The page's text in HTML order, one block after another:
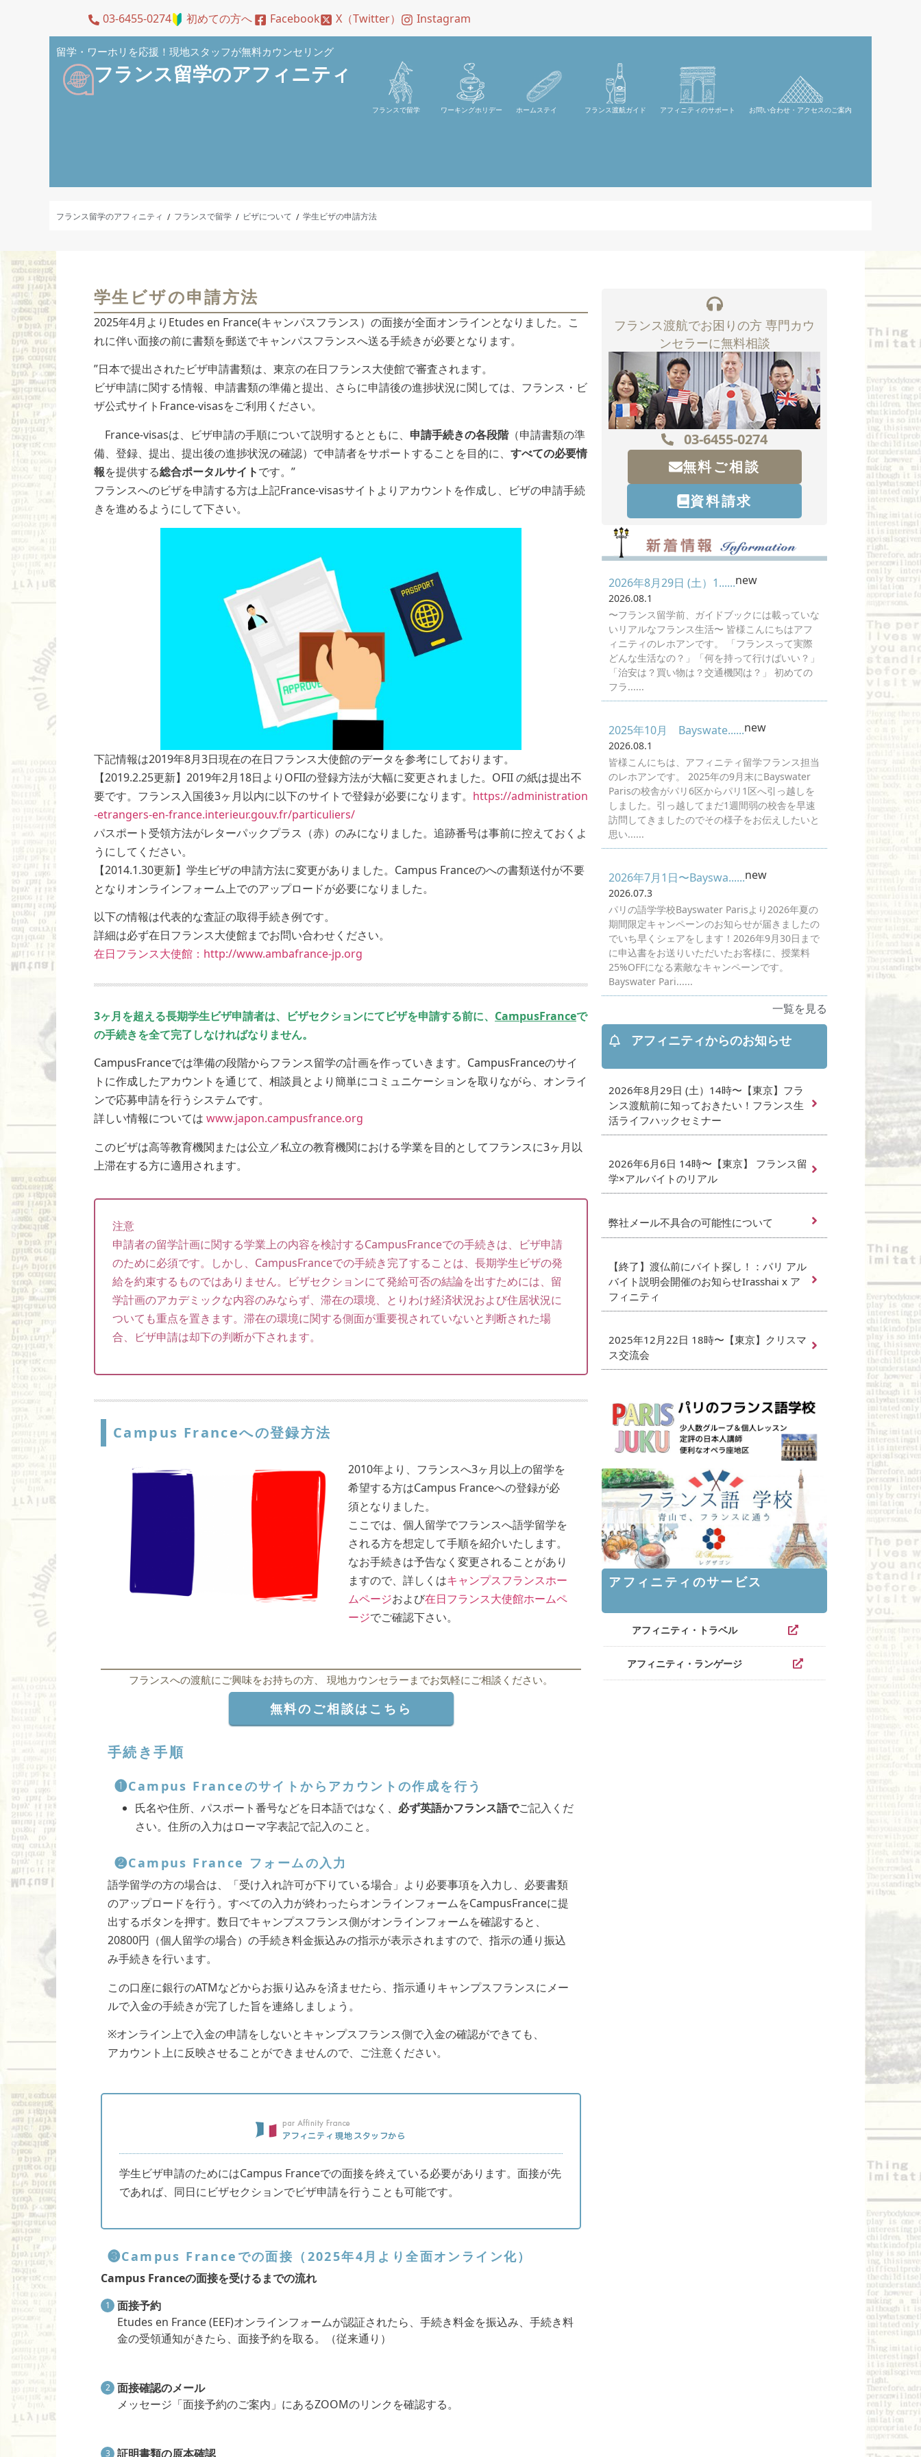
03-6455-0274 初めての方へ Facebook X（Twitter） Instagram
留学・ワーホリを応援！現地スタッフが無料カウンセリング
フランス留学のアフィニティ
フランスで留学 ワーキングホリデー ホームステイ フランス渡航ガイド アフィニティのサポート お問い合わせ・アクセスのご案内
フランス留学のアフィニティ / フランスで留学 / ビザについて / 学生ビザの申請方法
学生ビザの申請方法
2025年4月よりEtudes en France(キャンパスフランス）の面接が全面オンラインとなりました。こ
れに伴い面接の前に書類を郵送でキャンパスフランスへ送る手続きが必要となります。
”日本で提出されたビザ申請書類は、東京の在日フランス大使館で審査されます。
ビザ申請に関する情報、申請書類の準備と提出、さらに申請後の進捗状況に関しては、フランス・ビ
ザ公式サイトFrance-visasをご利用ください。
France-visasは、ビザ申請の手順について説明するとともに、 申請手続きの各段階（申請書類の準
備、登録、提出、提出後の進捗状況の確認）で申請者をサポートすることを目的に、 すべての必要情
報を提供する総合ポータルサイトです。”
フランスへのビザを申請する方は上記France-visasサイトよりアカウントを作成し、ビザの申請手続
きを進めるようにして下さい。
下記情報は2019年8月3日現在の在日フランス大使館のデータを参考にしております。
【2019.2.25更新】2019年2月18日よりOFIIの登録方法が大幅に変更されました。OFII の紙は提出不
要です。フランス入国後3ヶ月以内に以下のサイトで登録が必要になります。 https://administration
-etrangers-en-france.interieur.gouv.fr/particuliers/
パスポート受領方法がレターパックプラス（赤）のみになりました。追跡番号は事前に控えておくよ
うにしてください。
【2014.1.30更新】学生ビザの申請方法に変更がありました。Campus Franceのへの書類送付が不要
となりオンラインフォーム上でのアップロードが必要になりました。
以下の情報は代表的な査証の取得手続き例です。
詳細は必ず在日フランス大使館までお問い合わせください。
在日フランス大使館：http://www.ambafrance-jp.org
3ヶ月を超える長期学生ビザ申請者は、ビザセクションにてビザを申請する前に、 CampusFranceで
の手続きを全て完了しなければなりません。
CampusFranceでは準備の段階からフランス留学の計画を作っていきます。CampusFranceのサイ
トに作成したアカウントを通じて、相談員とより簡単にコミュニケーションを取りながら、オンライ
ンで応募申請を行うシステムです。
詳しい情報については www.japon.campusfrance.org
このビザは高等教育機関または公立／私立の教育機関における学業を目的としてフランスに3ヶ月以
上滞在する方に適用されます。
注意
申請者の留学計画に関する学業上の内容を検討するCampusFranceでの手続きは、ビザ申請
のために必須です。しかし、CampusFranceでの手続き完了することは、長期学生ビザの発
給を約束するものではありません。ビザセクションにて発給可否の結論を出すためには、留
学計画のアカデミックな内容のみならず、滞在の環境、とりわけ経済状況および住居状況に
ついても重点を置きます。滞在の環境に関する側面が重要視されていないと判断された場
合、ビザ申請は却下の判断が下されます。
Campus Franceへの登録方法
2010年より、フランスへ3ヶ月以上の留学を
希望する方はCampus Franceへの登録が必
須となりました。
ここでは、個人留学でフランスへ語学留学を
される方を想定して手順を紹介いたします。
なお手続きは予告なく変更されることがあり
ますので、詳しくはキャンプスフランスホー
ムページおよび在日フランス大使館ホームペ
ージでご確認下さい。
フランスへの渡航にご興味をお持ちの方、 現地カウンセラーまでお気軽にご相談ください。
無料のご相談はこちら
手続き手順
❶Campus Franceのサイトからアカウントの作成を行う
氏名や住所、パスポート番号などを日本語ではなく、 必ず英語かフランス語でご記入くだ
さい。住所の入力はローマ字表記で記入のこと。
❷Campus France フォームの入力
語学留学の方の場合は、「受け入れ許可が下りている場合」より必要事項を入力し、必要書類
のアップロードを行う。すべての入力が終わったらオンラインフォームをCampusFranceに提
出するボタンを押す。数日でキャンプスフランス側がオンラインフォームを確認すると、
20800円（個人留学の場合）の手続き料金振込みの指示が表示されますので、指示の通り振込
み手続きを行います。
この口座に銀行のATMなどからお振り込みを済ませたら、指示通りキャンプスフランスにメー
ルで入金の手続きが完了した旨を連絡しましょう。
※オンライン上で入金の申請をしないとキャンプスフランス側で入金の確認ができても、
アカウント上に反映させることができませんので、ご注意ください。
学生ビザ申請のためにはCampus Franceでの面接を終えている必要があります。面接が先
であれば、同日にビザセクションでビザ申請を行うことも可能です。
❸Campus Franceでの面接（2025年4月より全面オンライン化）
Campus Franceの面接を受けるまでの流れ
面接予約
Etudes en France (EEF)オンラインフォームが認証されたら、手続き料金を振込み、手続き料
金の受領通知がきたら、面接予約を取る。（従来通り）
面接確認のメール
メッセージ「面接予約のご案内」にあるZOOMのリンクを確認する。
証明書類の原本確認
フランス渡航でお困りの方 専門カウ
ンセラーに無料相談
03-6455-0274
無料ご相談
資料請求
2026年8月29日 (土）1......new
2026.08.1
〜フランス留学前、ガイドブックには載っていな
いリアルなフランス生活〜 皆様こんにちはアフ
ィニティのレホアンです。 「フランスって実際
どんな生活なの？」「何を持って行けばいい？」
「治安は？買い物は？交通機関は？」 初めての
フラ......
2025年10月 Bayswate......new
2026.08.1
皆様こんにちは、アフィニティ留学フランス担当
のレホアンです。 2025年の9月末にBayswater
Parisの校舎がパリ6区からパリ1区へ引っ越しを
しました。引っ越してまだ1週間弱の校舎を早速
訪問してきましたのでその様子をお伝えしたいと
思い......
2026年7月1日〜Bayswa......new
2026.07.3
パリの語学学校Bayswater Parisより2026年夏の
期間限定キャンペーンのお知らせが届きましたの
でいち早くシェアをします！2026年9月30日まで
に申込書をお送りいただいたお客様に、授業料
25%OFFになる素敵なキャンペーンです。
Bayswater Pari......
一覧を見る
アフィニティからのお知らせ
2026年8月29日 (土）14時〜【東京】フラ
ンス渡航前に知っておきたい！フランス生
活ライフハックセミナー
2026年6月6日 14時〜【東京】 フランス留
学×アルバイトのリアル
弊社メール不具合の可能性について
【終了】渡仏前にバイト探し！：パリ アル
バイト説明会開催のお知らせIrasshai x ア
フィニティ
2025年12月22日 18時〜【東京】クリスマ
ス交流会
アフィニティのサービス
アフィニティ・トラベル
アフィニティ・ランゲージ